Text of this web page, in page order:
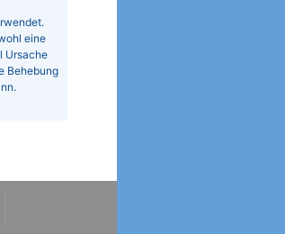
eine
Ursache
Behebung